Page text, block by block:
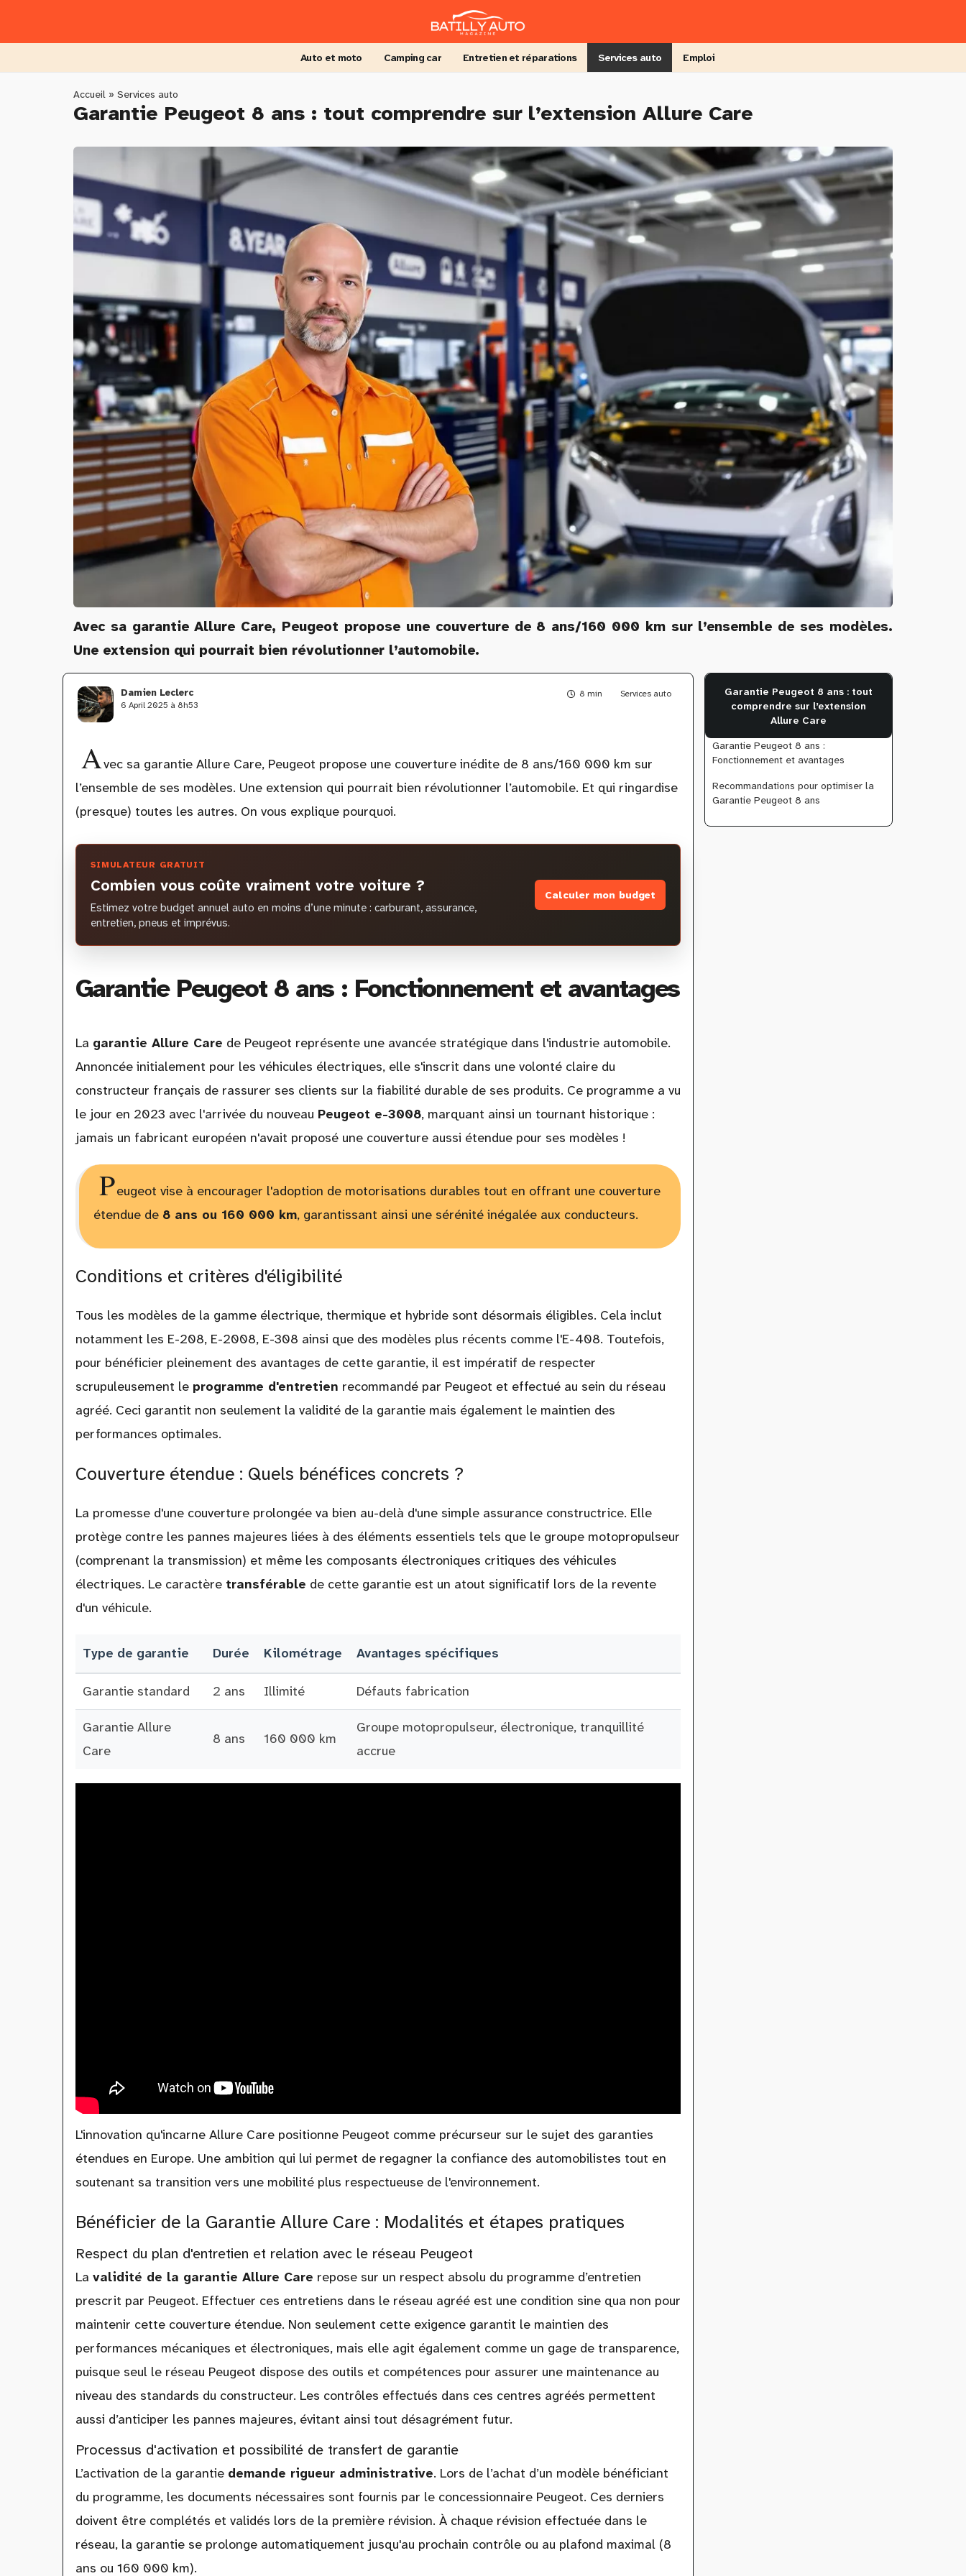
Auto et moto Camping car Entretien et réparations Services auto Emploi
You
are
here
Accueil » Services auto
Garantie Peugeot 8 ans : tout comprendre sur l’extension Allure Care
Avec sa garantie Allure Care, Peugeot propose une couverture de 8 ans/160 000 km sur l’ensemble de ses modèles.
Une extension qui pourrait bien révolutionner l’automobile.
8 min Services auto
Damien Leclerc
6 April 2025 à 8h53
Avec sa garantie Allure Care, Peugeot propose une couverture inédite de 8 ans/160 000 km sur
l’ensemble de ses modèles. Une extension qui pourrait bien révolutionner l’automobile. Et qui ringardise
(presque) toutes les autres. On vous explique pourquoi.
SIMULATEUR GRATUIT
Combien vous coûte vraiment votre voiture ?
Estimez votre budget annuel auto en moins d’une minute : carburant, assurance,
entretien, pneus et imprévus.
Calculer mon budget
Garantie Peugeot 8 ans : Fonctionnement et avantages
La garantie Allure Care de Peugeot représente une avancée stratégique dans l'industrie automobile.
Annoncée initialement pour les véhicules électriques, elle s'inscrit dans une volonté claire du
constructeur français de rassurer ses clients sur la fiabilité durable de ses produits. Ce programme a vu
le jour en 2023 avec l'arrivée du nouveau Peugeot e-3008, marquant ainsi un tournant historique :
jamais un fabricant européen n'avait proposé une couverture aussi étendue pour ses modèles !
Peugeot vise à encourager l'adoption de motorisations durables tout en offrant une couverture
étendue de 8 ans ou 160 000 km, garantissant ainsi une sérénité inégalée aux conducteurs.
Conditions et critères d'éligibilité
Tous les modèles de la gamme électrique, thermique et hybride sont désormais éligibles. Cela inclut
notamment les E-208, E-2008, E-308 ainsi que des modèles plus récents comme l'E-408. Toutefois,
pour bénéficier pleinement des avantages de cette garantie, il est impératif de respecter
scrupuleusement le programme d'entretien recommandé par Peugeot et effectué au sein du réseau
agréé. Ceci garantit non seulement la validité de la garantie mais également le maintien des
performances optimales.
Couverture étendue : Quels bénéfices concrets ?
La promesse d'une couverture prolongée va bien au-delà d'une simple assurance constructrice. Elle
protège contre les pannes majeures liées à des éléments essentiels tels que le groupe motopropulseur
(comprenant la transmission) et même les composants électroniques critiques des véhicules
électriques. Le caractère transférable de cette garantie est un atout significatif lors de la revente
d'un véhicule.
Type de garantie Durée Kilométrage Avantages spécifiques
Garantie standard 2 ans Illimité Défauts fabrication
Garantie Allure
Care
8 ans 160 000 km
Groupe motopropulseur, électronique, tranquillité
accrue
L'innovation qu'incarne Allure Care positionne Peugeot comme précurseur sur le sujet des garanties
étendues en Europe. Une ambition qui lui permet de regagner la confiance des automobilistes tout en
soutenant sa transition vers une mobilité plus respectueuse de l'environnement.
Bénéficier de la Garantie Allure Care : Modalités et étapes pratiques
Respect du plan d'entretien et relation avec le réseau Peugeot
La validité de la garantie Allure Care repose sur un respect absolu du programme d’entretien
prescrit par Peugeot. Effectuer ces entretiens dans le réseau agréé est une condition sine qua non pour
maintenir cette couverture étendue. Non seulement cette exigence garantit le maintien des
performances mécaniques et électroniques, mais elle agit également comme un gage de transparence,
puisque seul le réseau Peugeot dispose des outils et compétences pour assurer une maintenance au
niveau des standards du constructeur. Les contrôles effectués dans ces centres agréés permettent
aussi d’anticiper les pannes majeures, évitant ainsi tout désagrément futur.
Processus d'activation et possibilité de transfert de garantie
L’activation de la garantie demande rigueur administrative. Lors de l’achat d’un modèle bénéficiant
du programme, les documents nécessaires sont fournis par le concessionnaire Peugeot. Ces derniers
doivent être complétés et validés lors de la première révision. À chaque révision effectuée dans le
réseau, la garantie se prolonge automatiquement jusqu'au prochain contrôle ou au plafond maximal (8
ans ou 160 000 km).
Garantie Peugeot 8 ans : tout
comprendre sur l’extension
Allure Care
Garantie Peugeot 8 ans :
Fonctionnement et avantages
Recommandations pour optimiser la
Garantie Peugeot 8 ans